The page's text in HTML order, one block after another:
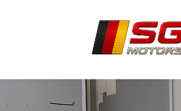
[/et_pb_slide]